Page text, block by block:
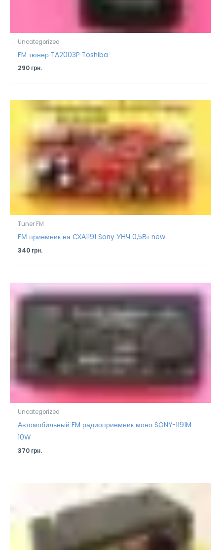
Uncategorized
FM тюнер TA2003P Toshiba
290грн.
Tuner FM
FМ приемник на СХА1191 Sony УНЧ 0,5Вт new
340грн.
Uncategorized
Автомобильный FM радиоприемник моно SONY-1191M
10W
370грн.